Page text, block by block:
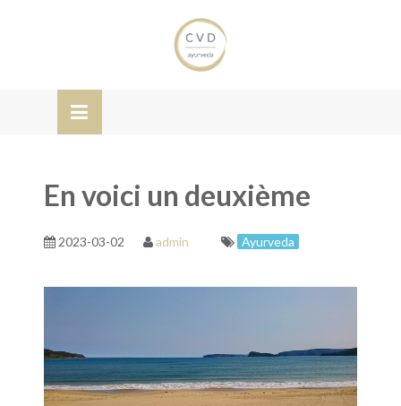
En voici un deuxième
2023-03-02 admin Ayurveda